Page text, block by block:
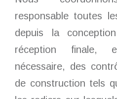
responsable toutes
depuis la
réception finale,
nécessaire, des
de construction tels